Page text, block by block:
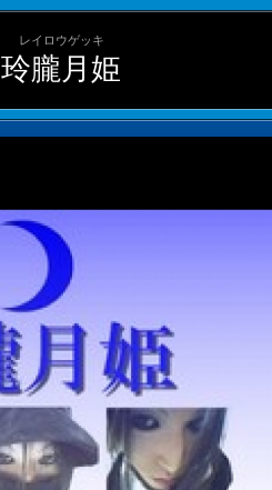
レイロウゲッキ
玲朧月姫